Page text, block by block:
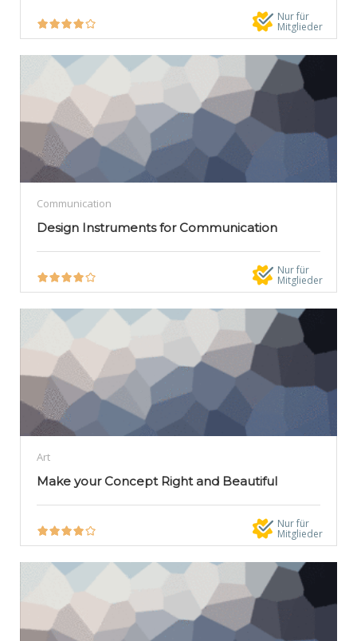
Nur für
Mitglieder
Communication
Design Instruments for Communication
Nur für
Mitglieder
Art
Make your Concept Right and Beautiful
Nur für
Mitglieder